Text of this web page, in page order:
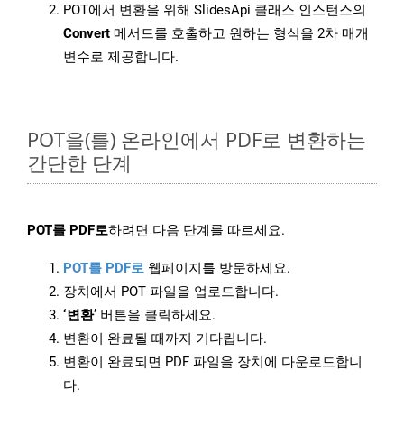
POT에서 변환을 위해 SlidesApi 클래스 인스턴스의
Convert 메서드를 호출하고 원하는 형식을 2차 매개
변수로 제공합니다.
POT을(를) 온라인에서 PDF로 변환하는
간단한 단계
POT를 PDF로하려면 다음 단계를 따르세요.
POT를 PDF로 웹페이지를 방문하세요.
장치에서 POT 파일을 업로드합니다.
‘변환’ 버튼을 클릭하세요.
변환이 완료될 때까지 기다립니다.
변환이 완료되면 PDF 파일을 장치에 다운로드합니
다.